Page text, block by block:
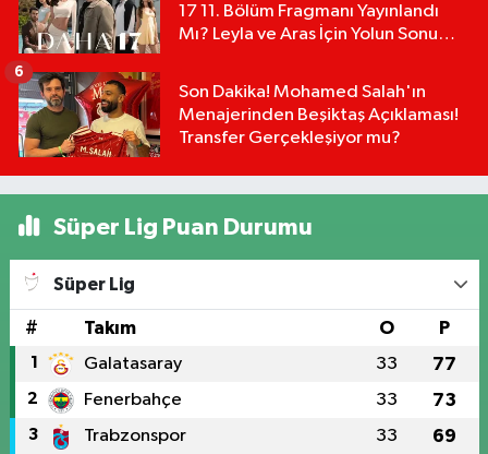
17 11. Bölüm Fragmanı Yayınlandı
Mı? Leyla ve Aras İçin Yolun Sonu
Son Dakika! Mohamed Salah'ın
Menajerinden Beşiktaş Açıklaması!
Transfer Gerçekleşiyor mu?
6
Süper Lig Puan Durumu
Süper Lig
# Takım O P
1 Galatasaray 33 77
2 Fenerbahçe 33 73
3 Trabzonspor 33 69